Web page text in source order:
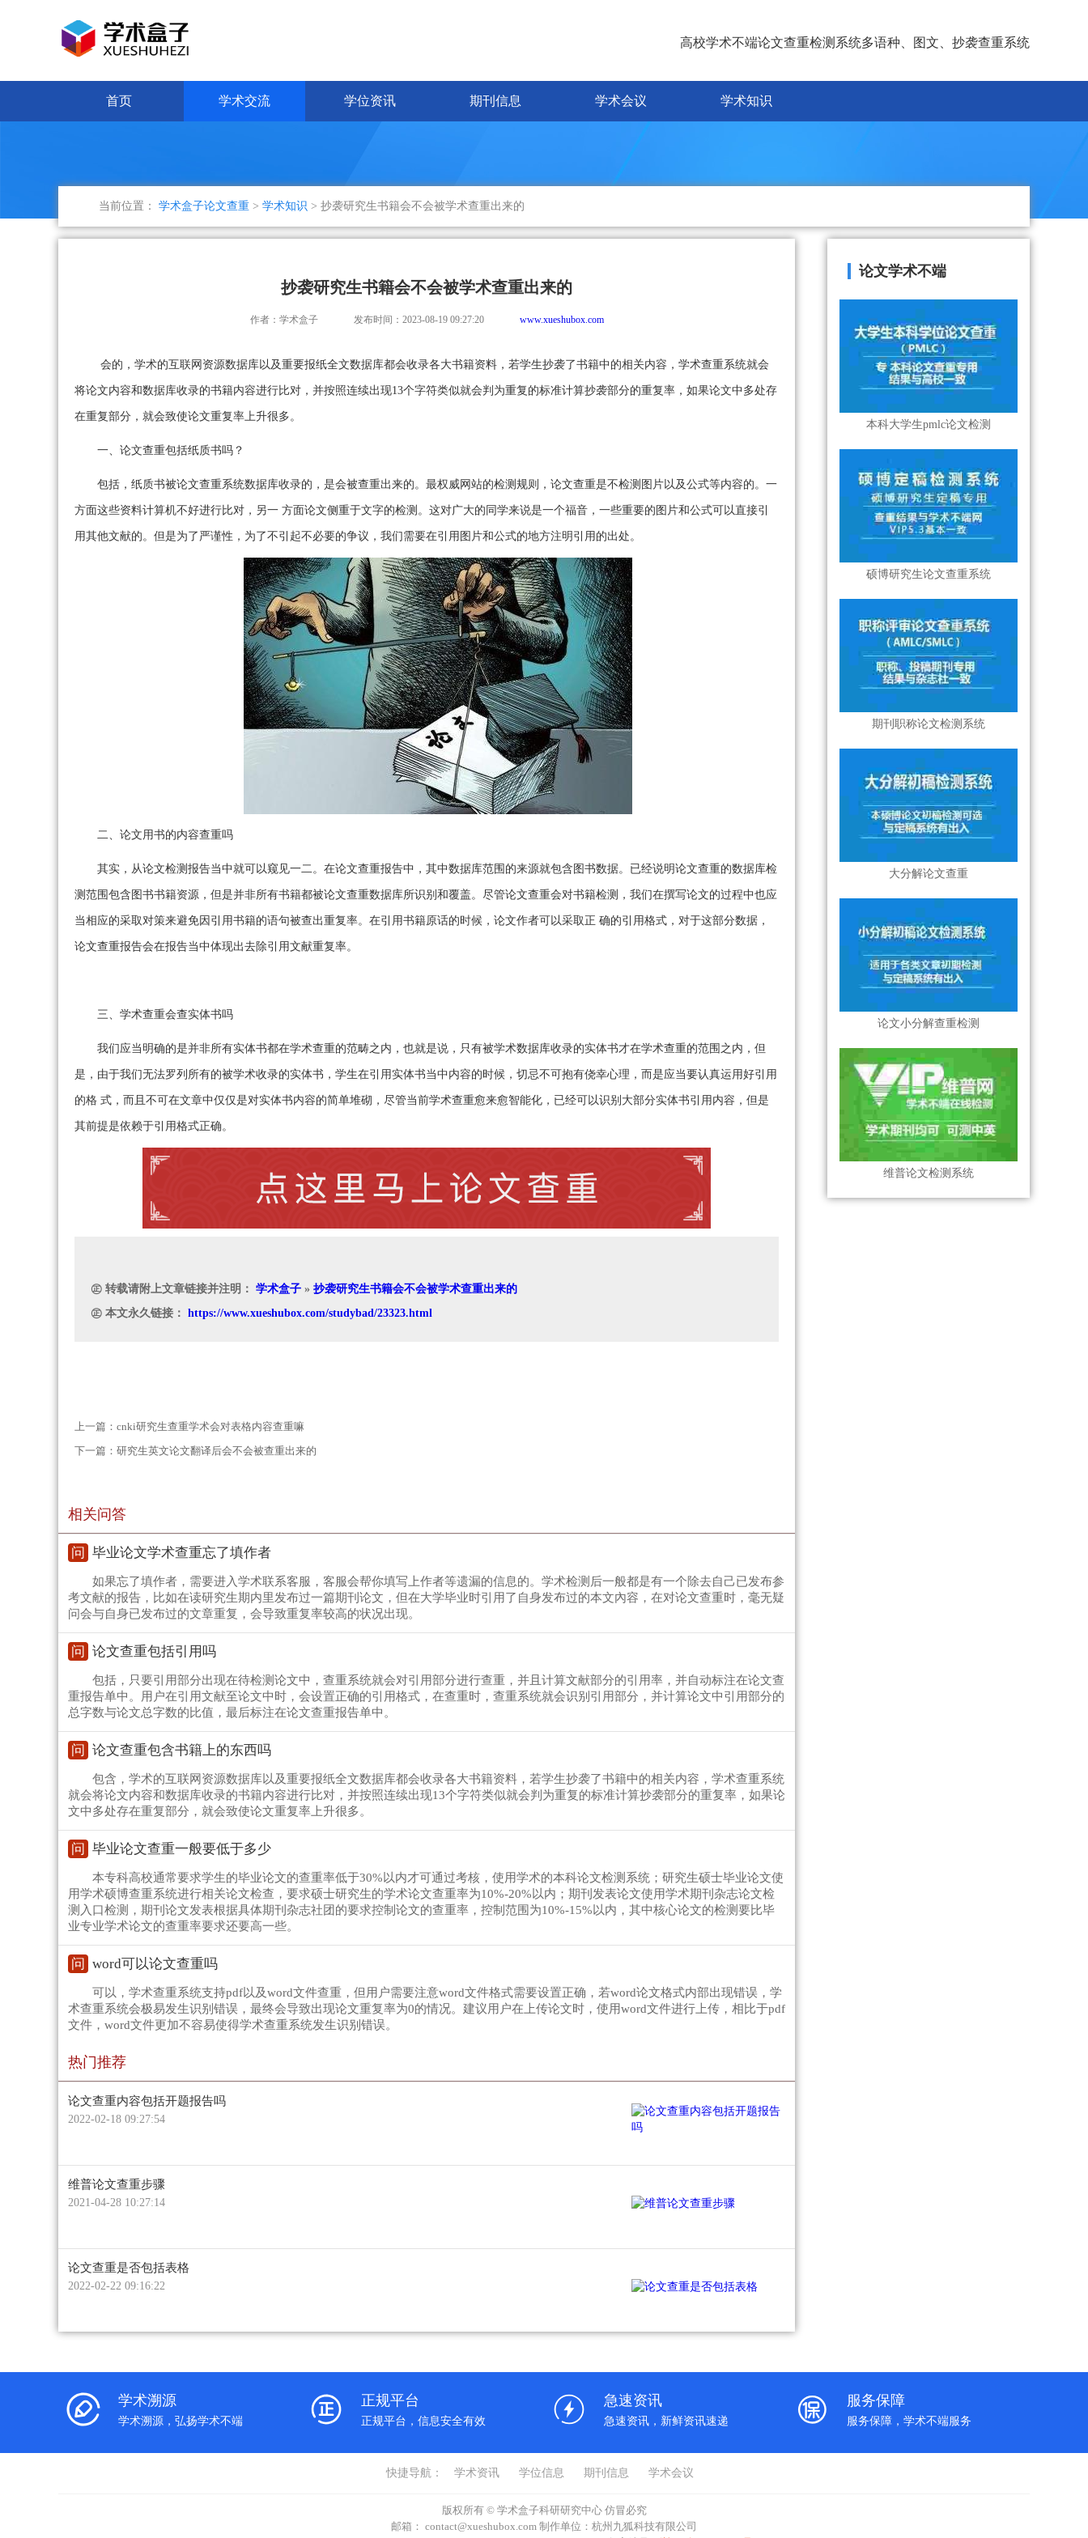
高校学术不端论文查重检测系统多语种、图文、抄袭查重系统
首页 学术交流 学位资讯 期刊信息 学术会议 学术知识
当前位置： 学术盒子论文查重 > 学术知识 > 抄袭研究生书籍会不会被学术查重出来的
抄袭研究生书籍会不会被学术查重出来的
作者：学术盒子 发布时间：2023-08-19 09:27:20 www.xueshubox.com
会的，学术的互联网资源数据库以及重要报纸全文数据库都会收录各大书籍资料，若学生抄袭了书籍中的相关内容，学术查重系统就会
将论文内容和数据库收录的书籍内容进行比对，并按照连续出现13个字符类似就会判为重复的标准计算抄袭部分的重复率，如果论文中多处存
在重复部分，就会致使论文重复率上升很多。
一、论文查重包括纸质书吗？
包括，纸质书被论文查重系统数据库收录的，是会被查重出来的。最权威网站的检测规则，论文查重是不检测图片以及公式等内容的。一
方面这些资料计算机不好进行比对，另一 方面论文侧重于文字的检测。这对广大的同学来说是一个福音，一些重要的图片和公式可以直接引
用其他文献的。但是为了严谨性，为了不引起不必要的争议，我们需要在引用图片和公式的地方注明引用的出处。
二、论文用书的内容查重吗
其实，从论文检测报告当中就可以窥见一二。在论文查重报告中，其中数据库范围的来源就包含图书数据。已经说明论文查重的数据库检
测范围包含图书书籍资源，但是并非所有书籍都被论文查重数据库所识别和覆盖。尽管论文查重会对书籍检测，我们在撰写论文的过程中也应
当相应的采取对策来避免因引用书籍的语句被查出重复率。在引用书籍原话的时候，论文作者可以采取正 确的引用格式，对于这部分数据，
论文查重报告会在报告当中体现出去除引用文献重复率。
三、学术查重会查实体书吗
我们应当明确的是并非所有实体书都在学术查重的范畴之内，也就是说，只有被学术数据库收录的实体书才在学术查重的范围之内，但
是，由于我们无法罗列所有的被学术收录的实体书，学生在引用实体书当中内容的时候，切忌不可抱有侥幸心理，而是应当要认真运用好引用
的格 式，而且不可在文章中仅仅是对实体书内容的简单堆砌，尽管当前学术查重愈来愈智能化，已经可以识别大部分实体书引用内容，但是
其前提是依赖于引用格式正确。
㊣ 转载请附上文章链接并注明： 学术盒子 » 抄袭研究生书籍会不会被学术查重出来的
㊣ 本文永久链接： https://www.xueshubox.com/studybad/23323.html
上一篇： cnki研究生查重学术会对表格内容查重嘛
下一篇： 研究生英文论文翻译后会不会被查重出来的
相关问答
问 毕业论文学术查重忘了填作者
如果忘了填作者，需要进入学术联系客服，客服会帮你填写上作者等遗漏的信息的。学术检测后一般都是有一个除去自己已发布参
考文献的报告，比如在读研究生期内里发布过一篇期刊论文，但在大学毕业时引用了自身发布过的本文內容，在对论文查重时，毫无疑
问会与自身已发布过的文章重复，会导致重复率较高的状况出现。
问 论文查重包括引用吗
包括，只要引用部分出现在待检测论文中，查重系统就会对引用部分进行查重，并且计算文献部分的引用率，并自动标注在论文查
重报告单中。用户在引用文献至论文中时，会设置正确的引用格式，在查重时，查重系统就会识别引用部分，并计算论文中引用部分的
总字数与论文总字数的比值，最后标注在论文查重报告单中。
问 论文查重包含书籍上的东西吗
包含，学术的互联网资源数据库以及重要报纸全文数据库都会收录各大书籍资料，若学生抄袭了书籍中的相关内容，学术查重系统
就会将论文内容和数据库收录的书籍内容进行比对，并按照连续出现13个字符类似就会判为重复的标准计算抄袭部分的重复率，如果论
文中多处存在重复部分，就会致使论文重复率上升很多。
问 毕业论文查重一般要低于多少
本专科高校通常要求学生的毕业论文的查重率低于30%以内才可通过考核，使用学术的本科论文检测系统；研究生硕士毕业论文使
用学术硕博查重系统进行相关论文检查，要求硕士研究生的学术论文查重率为10%-20%以内；期刊发表论文使用学术期刊杂志论文检
测入口检测，期刊论文发表根据具体期刊杂志社团的要求控制论文的查重率，控制范围为10%-15%以内，其中核心论文的检测要比毕
业专业学术论文的查重率要求还要高一些。
问 word可以论文查重吗
可以，学术查重系统支持pdf以及word文件查重，但用户需要注意word文件格式需要设置正确，若word论文格式内部出现错误，学
术查重系统会极易发生识别错误，最终会导致出现论文重复率为0的情况。建议用户在上传论文时，使用word文件进行上传，相比于pdf
文件，word文件更加不容易使得学术查重系统发生识别错误。
热门推荐
论文查重内容包括开题报告吗
2022-02-18 09:27:54
维普论文查重步骤
2021-04-28 10:27:14
论文查重是否包括表格
2022-02-22 09:16:22
论文学术不端
本科大学生pmlc论文检测
硕博研究生论文查重系统
期刊职称论文检测系统
大分解论文查重
论文小分解查重检测
维普论文检测系统
学术溯源
学术溯源，弘扬学术不端
正规平台
正规平台，信息安全有效
急速资讯
急速资讯，新鲜资讯速递
服务保障
服务保障，学术不端服务
快捷导航： 学术资讯 学位信息 期刊信息 学术会议
版权所有 © 学术盒子科研研究中心 仿冒必究
邮箱： contact@xueshubox.com 制作单位：杭州九狐科技有限公司